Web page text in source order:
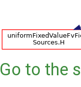
Go to the